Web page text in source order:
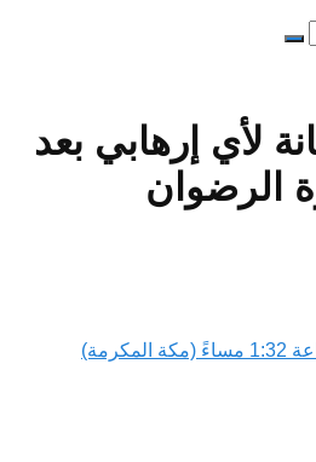
لأي إرهابي بعد
الرضوان